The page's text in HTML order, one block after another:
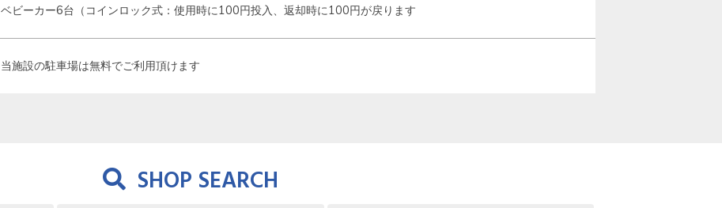
ベビーカー6台（コインロック式：使用時に100円投入、返却時に100円が戻ります
当施設の駐車場は無料でご利用頂けます
SHOP SEARCH